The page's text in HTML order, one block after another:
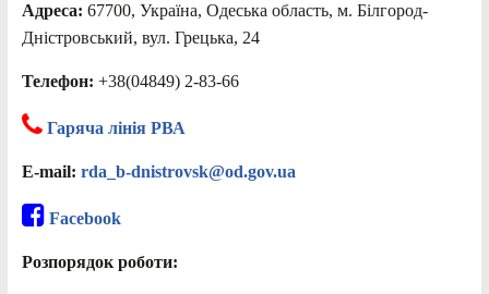
Адреса: 67700, Україна, Одеська область, м. Білгород-
Дністровський, вул. Грецька, 24
Телефон: +38(04849) 2-83-66
Гаряча лінія РВА
E-mail: rda_b-dnistrovsk@od.gov.ua
Facebook
Розпорядок роботи: